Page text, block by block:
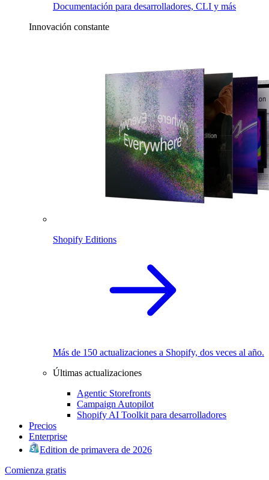
Documentación para desarrolladores, CLI y más
Innovación constante
Shopify Editions
Más de 150 actualizaciones a Shopify, dos veces al año.
Últimas actualizaciones
Agentic Storefronts
Campaign Autopilot
Shopify AI Toolkit para desarrolladores
Precios
Enterprise
Edition de primavera de 2026
Comienza gratis